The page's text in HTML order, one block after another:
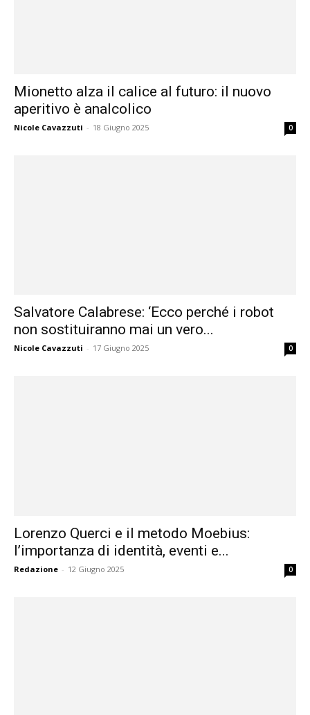
Mionetto alza il calice al futuro: il nuovo
aperitivo è analcolico
Nicole Cavazzuti - 18 Giugno 2025 0
Salvatore Calabrese: ‘Ecco perché i robot
non sostituiranno mai un vero...
Nicole Cavazzuti - 17 Giugno 2025 0
Lorenzo Querci e il metodo Moebius:
l’importanza di identità, eventi e...
Redazione - 12 Giugno 2025 0